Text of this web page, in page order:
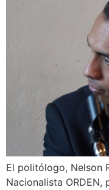
El politólogo, Nelson
Nacionalista